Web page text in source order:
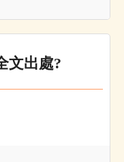
文出處?